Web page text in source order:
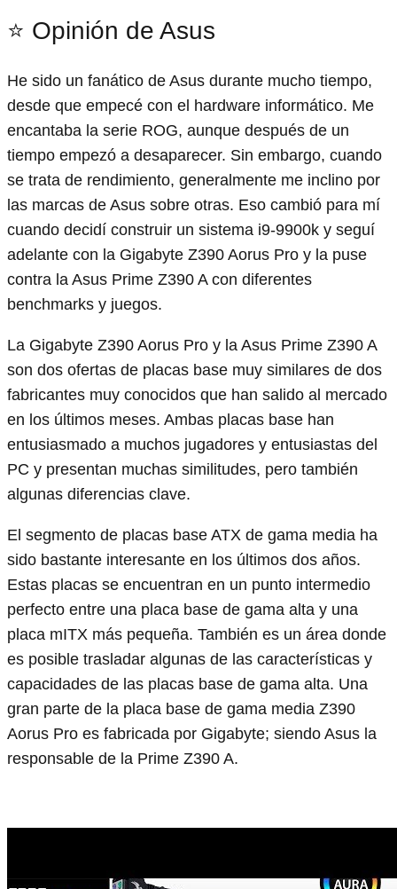
⭐ Opinión de Asus
He sido un fanático de Asus durante mucho tiempo,
desde que empecé con el hardware informático. Me
encantaba la serie ROG, aunque después de un
tiempo empezó a desaparecer. Sin embargo, cuando
se trata de rendimiento, generalmente me inclino por
las marcas de Asus sobre otras. Eso cambió para mí
cuando decidí construir un sistema i9-9900k y seguí
adelante con la Gigabyte Z390 Aorus Pro y la puse
contra la Asus Prime Z390 A con diferentes
benchmarks y juegos.
La Gigabyte Z390 Aorus Pro y la Asus Prime Z390 A
son dos ofertas de placas base muy similares de dos
fabricantes muy conocidos que han salido al mercado
en los últimos meses. Ambas placas base han
entusiasmado a muchos jugadores y entusiastas del
PC y presentan muchas similitudes, pero también
algunas diferencias clave.
El segmento de placas base ATX de gama media ha
sido bastante interesante en los últimos dos años.
Estas placas se encuentran en un punto intermedio
perfecto entre una placa base de gama alta y una
placa mITX más pequeña. También es un área donde
es posible trasladar algunas de las características y
capacidades de las placas base de gama alta. Una
gran parte de la placa base de gama media Z390
Aorus Pro es fabricada por Gigabyte; siendo Asus la
responsable de la Prime Z390 A.